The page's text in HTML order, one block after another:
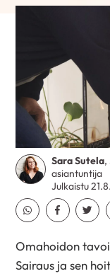
Sara Sutela,
asiantuntija
Julkaistu
Jaa Whatsapp
Jaa Facebook
Jaa
Omahoidon
Sairaus ja sen